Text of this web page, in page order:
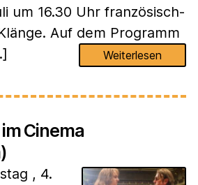
um 16.30 Uhr französisch-
Auf dem Programm
Weiterlesen
Cinema
, 4.